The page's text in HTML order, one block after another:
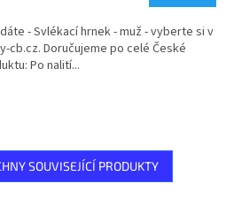
- Svlékací hrnek - muž - vyberte si v
cb.cz. Doručujeme po celé České
Po nalití...
SOUVISEJÍCÍ PRODUKTY